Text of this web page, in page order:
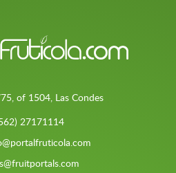
of 1504, Las Condes
27171114